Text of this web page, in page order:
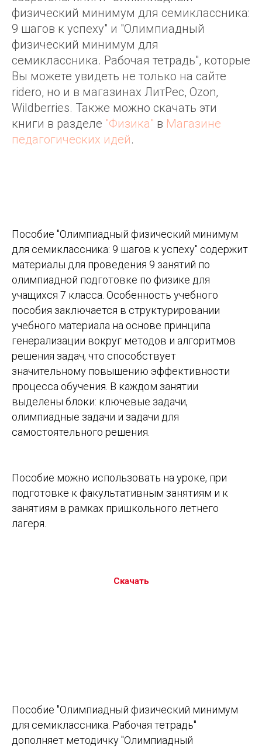
физический минимум для семиклассника:
9 шагов к успеху" и "Олимпиадный
физический минимум для
семиклассника. Рабочая тетрадь", которые
Вы можете увидеть не только на сайте
ridero, но и в магазинах ЛитРес, Ozon,
Wildberries. Также можно скачать эти
книги в разделе "Физика" в Магазине
педагогических идей.
Пособие "Олимпиадный физический минимум
для семиклассника: 9 шагов к успеху" содержит
материалы для проведения 9 занятий по
олимпиадной подготовке по физике для
учащихся 7 класса. Особенность учебного
пособия заключается в структурировании
учебного материала на основе принципа
генерализации вокруг методов и алгоритмов
решения задач, что способствует
значительному повышению эффективности
процесса обучения. В каждом занятии
выделены блоки: ключевые задачи,
олимпиадные задачи и задачи для
самостоятельного решения.
Пособие можно использовать на уроке, при
подготовке к факультативным занятиям и к
занятиям в рамках пришкольного летнего
лагеря.
Скачать
Пособие "Олимпиадный физический минимум
для семиклассника. Рабочая тетрадь"
дополняет методичку "Олимпиадный